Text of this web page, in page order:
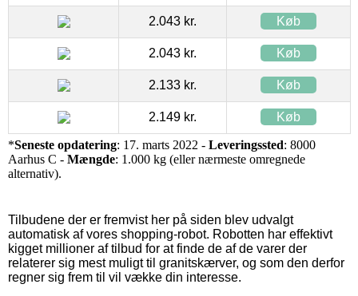
2.043 kr. Køb
2.043 kr. Køb
2.133 kr. Køb
2.149 kr. Køb
*Seneste opdatering: 17. marts 2022 - Leveringssted: 8000
Aarhus C - Mængde: 1.000 kg (eller nærmeste omregnede
alternativ).
Tilbudene der er fremvist her på siden blev udvalgt
automatisk af vores shopping-robot. Robotten har effektivt
kigget millioner af tilbud for at finde de af de varer der
relaterer sig mest muligt til granitskærver, og som den derfor
regner sig frem til vil vække din interesse.